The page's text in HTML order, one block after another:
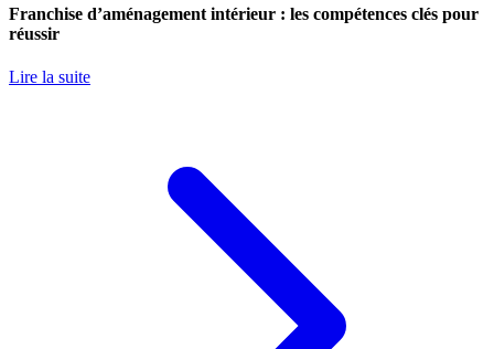
Franchise d’aménagement intérieur : les compétences clés pour
réussir
Lire la suite